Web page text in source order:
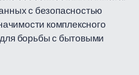
с безопасностью
комплексного
борьбы с бытовыми